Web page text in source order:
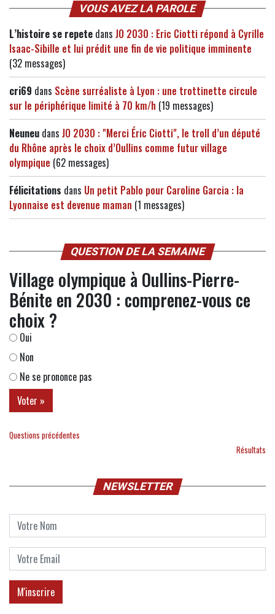
VOUS AVEZ LA PAROLE
L’histoire se repete dans JO 2030 : Eric Ciotti répond à Cyrille
Isaac-Sibille et lui prédit une fin de vie politique imminente
(32 messages)
cri69 dans Scène surréaliste à Lyon : une trottinette circule
sur le périphérique limité à 70 km/h (19 messages)
Neuneu dans JO 2030 : "Merci Éric Ciotti", le troll d’un député
du Rhône après le choix d’Oullins comme futur village
olympique (62 messages)
Félicitations dans Un petit Pablo pour Caroline Garcia : la
Lyonnaise est devenue maman (1 messages)
QUESTION DE LA SEMAINE
Village olympique à Oullins-Pierre-
Bénite en 2030 : comprenez-vous ce
choix ?
Oui
Non
Ne se prononce pas
Questions précédentes
Résultats
NEWSLETTER